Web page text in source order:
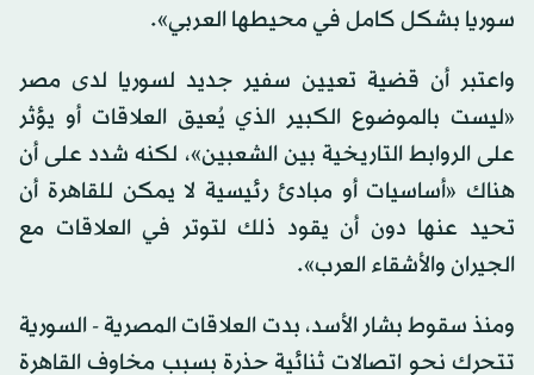
سوريا بشكل كامل في محيطها العربي».
واعتبر أن قضية تعيين سفير جديد لسوريا لدى مصر
«ليست بالموضوع الكبير الذي يُعيق العلاقات أو يؤثر
على الروابط التاريخية بين الشعبين»، لكنه شدد على أن
هناك «أساسيات أو مبادئ رئيسية لا يمكن للقاهرة أن
تحيد عنها دون أن يقود ذلك لتوتر في العلاقات مع
الجيران والأشقاء العرب».
ومنذ سقوط بشار الأسد، بدت العلاقات المصرية - السورية
تتحرك نحو اتصالات ثنائية حذرة بسبب مخاوف القاهرة